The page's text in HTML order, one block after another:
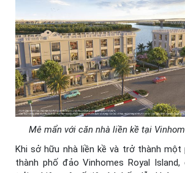
Mê mẩn với căn nhà liền kề tại
Khi sở hữu nhà liền kề và trở thành một
thành phố đảo Vinhomes Royal